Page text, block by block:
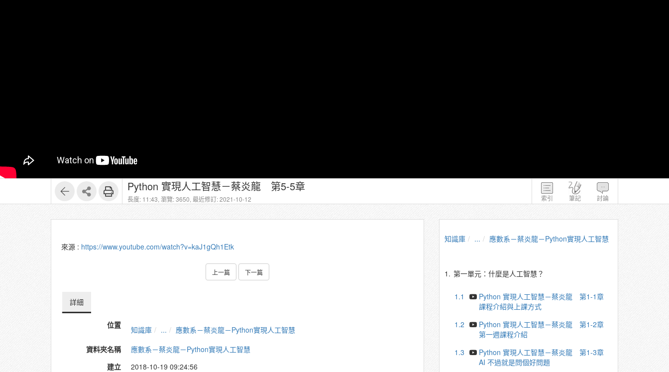
索引 筆記 討論
Python 實現人工智慧－蔡炎龍 第5-5章
長度: 11:43, 瀏覽: 3650, 最近修訂: 2021-10-12
來源 : https://www.youtube.com/watch?v=kaJ1gQh1Etk
上一篇 下一篇
詳細
位置 知識庫 ...
應數系－蔡炎龍－Python實現人工智慧
資料夾名稱
應數系－蔡炎龍－Python實現人工智慧
建立
2018-10-19 09:24:56
知識庫 ... 應數系－蔡炎龍－Python實現人工智慧
1. 第一單元：什麼是人工智慧？
1.1
Python 實現人工智慧－蔡炎龍 第1-1章
課程介紹與上課方式
1.2
Python 實現人工智慧－蔡炎龍 第1-2章
第一週課程介紹
1.3
Python 實現人工智慧－蔡炎龍 第1-3章
AI 不過就是問個好問題